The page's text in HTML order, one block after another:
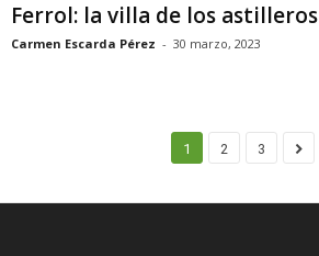
Ferrol: la villa de los astilleros
Carmen Escarda Pérez - 30 marzo, 2023
1 2 3